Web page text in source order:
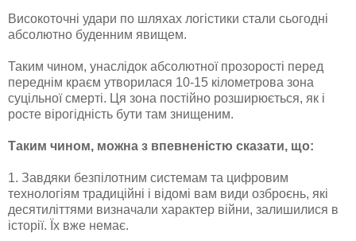
Високоточні удари по шляхах логістики стали сьогодні
абсолютно буденним явищем.
Таким чином, унаслідок абсолютної прозорості перед
переднім краєм утворилася 10-15 кілометрова зона
суцільної смерті. Ця зона постійно розширюється, як і
росте вірогідність бути там знищеним.
Таким чином, можна з впевненістю сказати, що:
1. Завдяки безпілотним системам та цифровим
технологіям традиційні і відомі вам види озброєнь, які
десятиліттями визначали характер війни, залишилися в
історії. Їх вже немає.